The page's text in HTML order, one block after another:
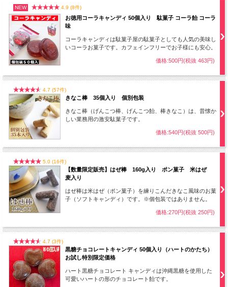
お値打ちなお徳用パック！しかも個包装で衛生的！
NEW 4.9 (8件)
お徳用コーラキャンディ 50個入り 駄菓子 コーラ飴 コーラ
味
コーラキャンディは駄菓子屋の駄菓子としても人気の美味し
いコーラお菓子です。カフェインフリーでお子様にも安心。
価格:500円(税抜 463円)
4.7 (57件)
きなこ棒 35個入り 個別包装
きなこ棒（げんこつ棒、げんこつ飴、棒きなこ）は、昔懐か
しい業務用の激安駄菓子です。
価格:540円(税抜 500円)
5.0 (16件)
【数量限定販売】はぜ棒 160g入り ポン菓子 米はぜ
麦入り
はぜ棒は米はぜ（ポン菓子）を練りこんだきなこ風味のお菓
子（ソフトキャンディ）です。※個包装ではありません。
価格:270円(税抜 250円)
4.7 (3件)
黒糖チョコレートキャンディ 50個入り（ハートのかたち）
お試し特別限定価格
ハート黒糖チョコレート キャンディは沖縄黒糖を使用した
可愛いハートの形のチョコレート飴です。